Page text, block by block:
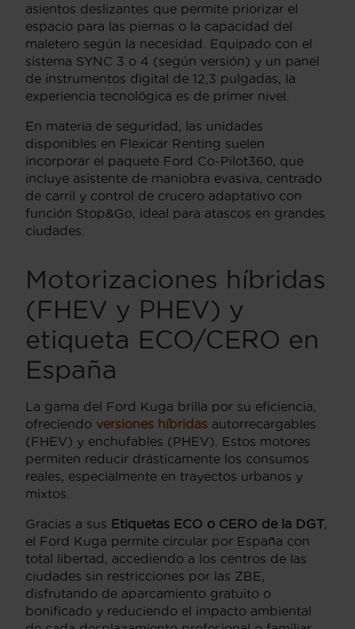
asientos deslizantes que permite priorizar el
espacio para las piernas o la capacidad del
maletero según la necesidad. Equipado con el
sistema SYNC 3 o 4 (según versión) y un panel
de instrumentos digital de 12,3 pulgadas, la
experiencia tecnológica es de primer nivel.
En materia de seguridad, las unidades
disponibles en Flexicar Renting suelen
incorporar el paquete Ford Co-Pilot360, que
incluye asistente de maniobra evasiva, centrado
de carril y control de crucero adaptativo con
función Stop&Go, ideal para atascos en grandes
ciudades.
Motorizaciones híbridas
(FHEV y PHEV) y
etiqueta ECO/CERO en
España
La gama del Ford Kuga brilla por su eficiencia,
ofreciendo versiones híbridas autorrecargables
(FHEV) y enchufables (PHEV). Estos motores
permiten reducir drásticamente los consumos
reales, especialmente en trayectos urbanos y
mixtos.
Gracias a sus Etiquetas ECO o CERO de la DGT,
el Ford Kuga permite circular por España con
total libertad, accediendo a los centros de las
ciudades sin restricciones por las ZBE,
disfrutando de aparcamiento gratuito o
bonificado y reduciendo el impacto ambiental